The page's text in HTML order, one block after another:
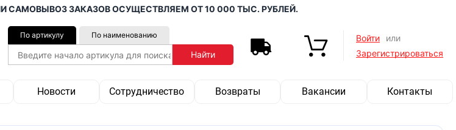
ЗАКАЗОВ ОСУЩЕСТВЛЯЕМ ОТ 10 000 ТЫС. РУБЛЕЙ.
По артикулу По наименованию Войти
или
Зарегистрироваться
Новости Сотрудничество Возвраты Вакансии Контакты